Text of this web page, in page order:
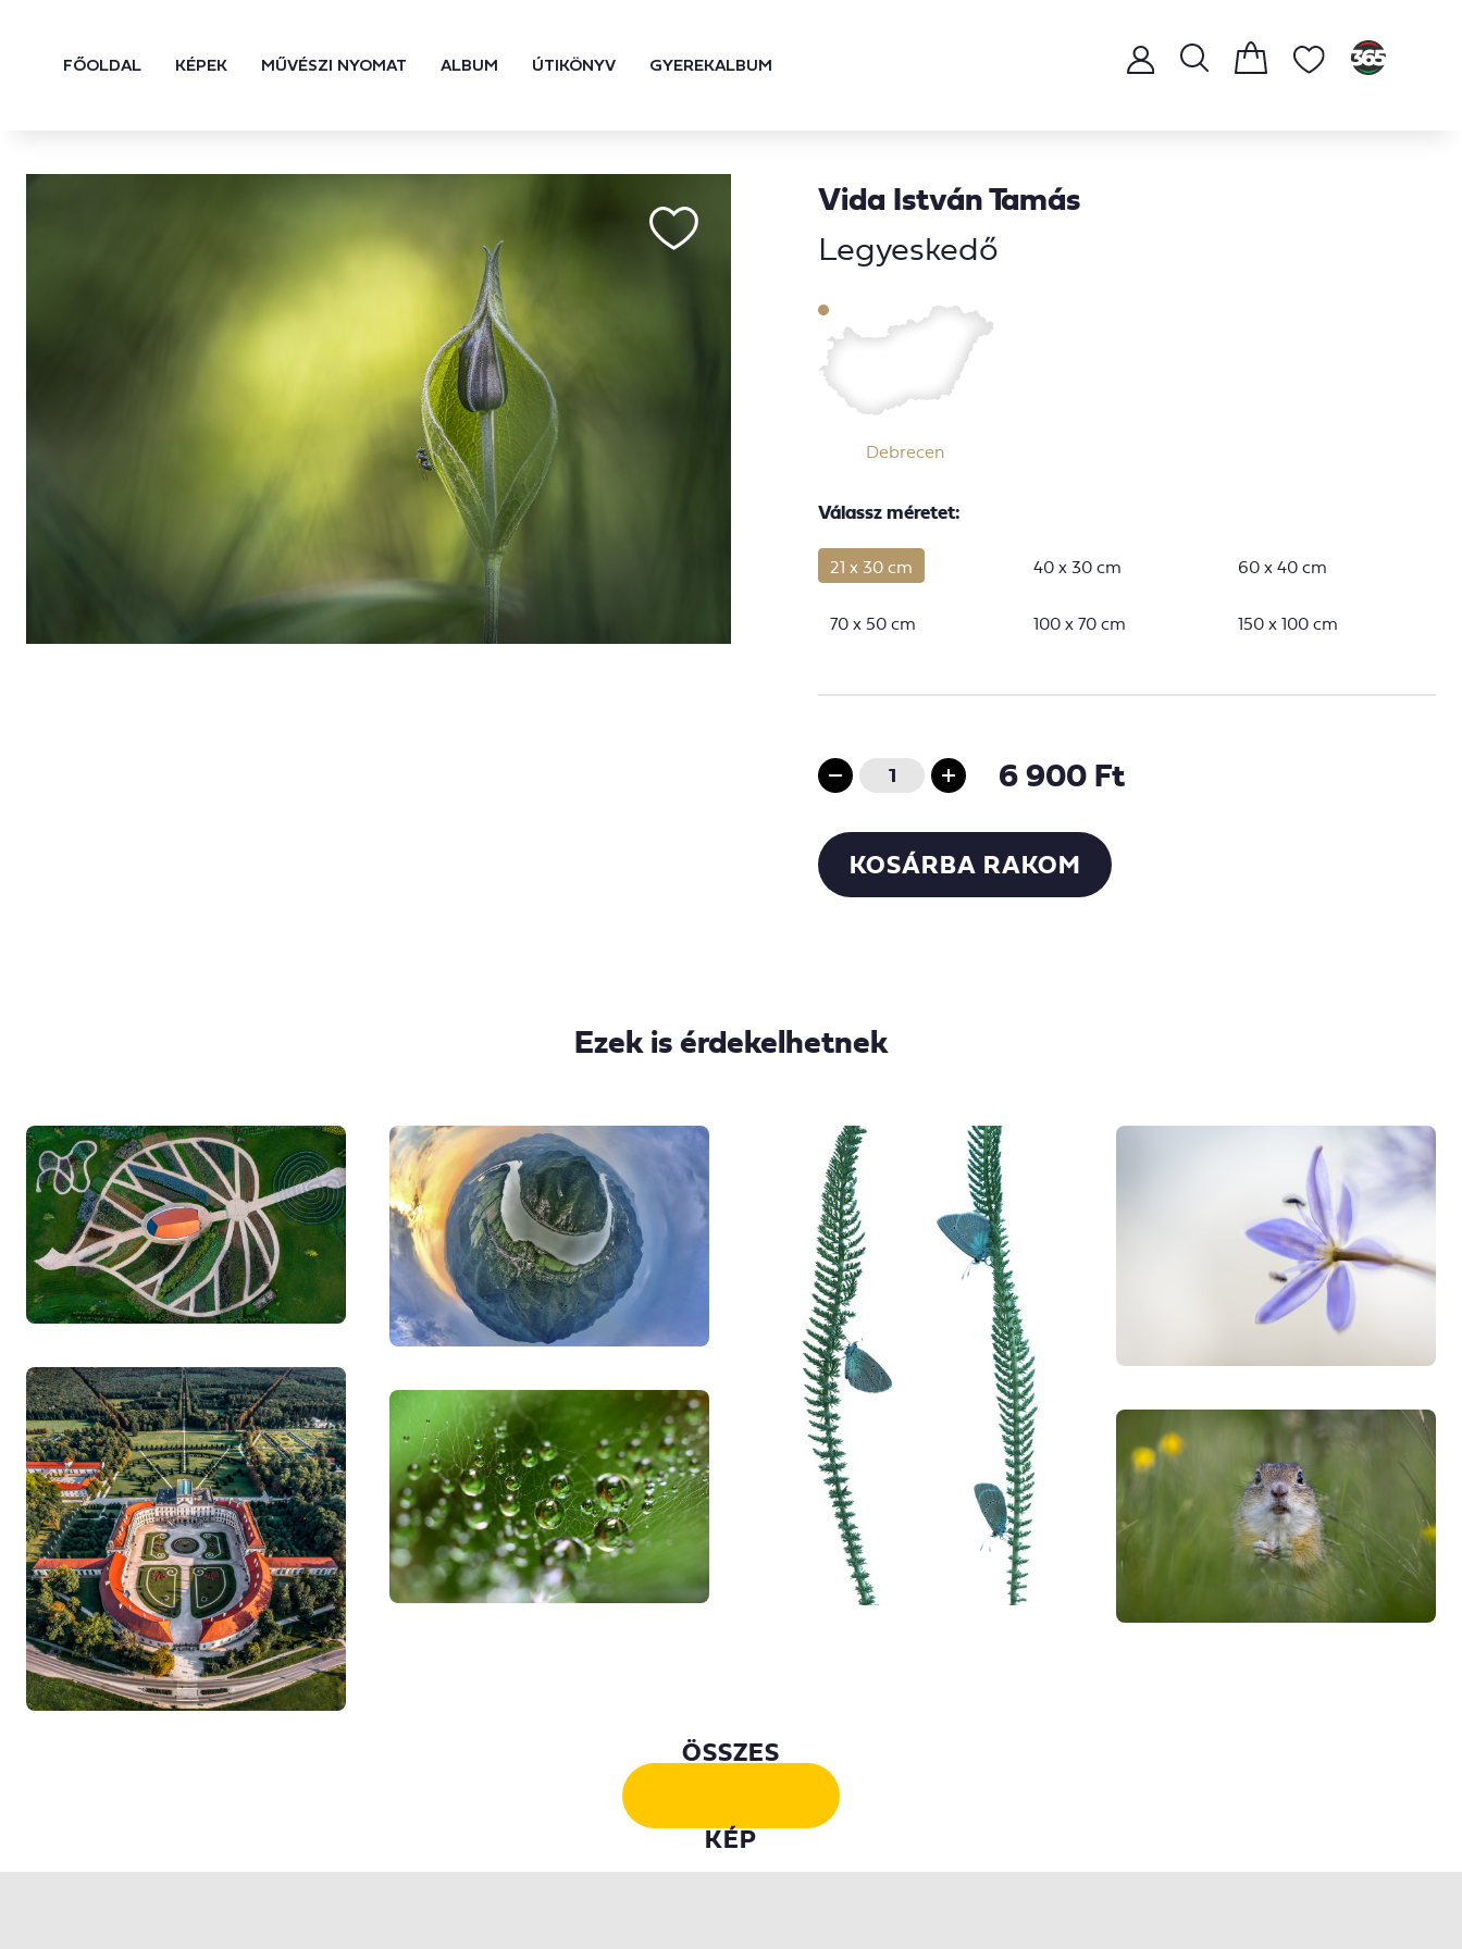
FŐOLDAL KÉPEK MŰVÉSZI NYOMAT ALBUM ÚTIKÖNYV GYEREKALBUM
Vida István Tamás
Legyeskedő
Debrecen
Válassz méretet:
21 x 30 cm 40 x 30 cm 60 x 40 cm
70 x 50 cm 100 x 70 cm 150 x 100 cm
6 900 Ft
KOSÁRBA RAKOM
Ezek is érdekelhetnek
ÖSSZES
KÉP